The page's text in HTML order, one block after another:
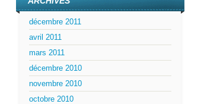
décembre 2011
avril 2011
mars 2011
décembre 2010
novembre 2010
octobre 2010